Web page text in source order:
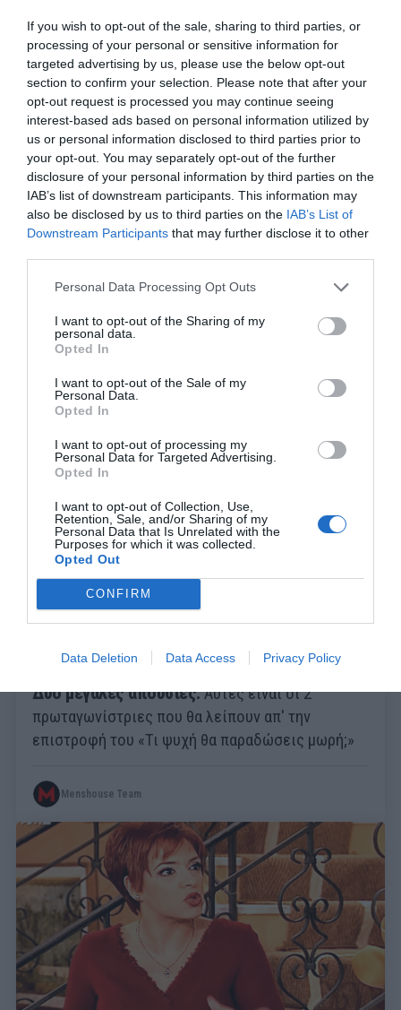
If you wish to opt-out of the sale, sharing to third parties, or
processing of your personal or sensitive information for
targeted advertising by us, please use the below opt-out
section to confirm your selection. Please note that after your
opt-out request is processed you may continue seeing
interest-based ads based on personal information utilized by
us or personal information disclosed to third parties prior to
your opt-out. You may separately opt-out of the further
disclosure of your personal information by third parties on the
IAB’s list of downstream participants. This information may
also be disclosed by us to third parties on the IAB’s List of
Downstream Participants that may further disclose it to other
Personal Data Processing Opt Outs
I want to opt-out of the Sharing of my
personal data.
Opted In
I want to opt-out of the Sale of my
Personal Data.
Opted In
I want to opt-out of processing my
Personal Data for Targeted Advertising.
Opted In
I want to opt-out of Collection, Use,
Retention, Sale, and/or Sharing of my
Personal Data that Is Unrelated with the
Purposes for which it was collected.
Opted Out
CONFIRM
Data Deletion Data Access Privacy Policy
Menshouse Team
Κουίζ για λίγους:Ξέρεις ποιο πασίγνωστο
ελληνικό τραγούδι έχει γράψει η Ελένη Ράντου;
Δύο μεγάλες απουσίες:Αυτές είναι οι 2
πρωταγωνίστριες που θα λείπουν απ' την
επιστροφή του «Τι ψυχή θα παραδώσεις μωρή;»
Menshouse Team